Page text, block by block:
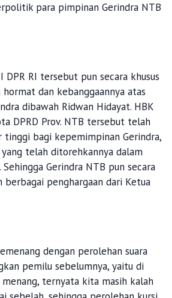
para pimpinan Gerindra NTB
DPR RI tersebut pun secara khusus
dan kebanggaannya atas
dibawah Ridwan Hidayat. HBK
DPRD Prov. NTB tersebut telah
bagi kepemimpinan Gerindra,
telah ditorehkannya dalam
Gerindra NTB pun secara
berbagai penghargaan dari Ketua
dengan perolehan suara
pemilu sebelumnya, yaitu di
ternyata kita masih kalah